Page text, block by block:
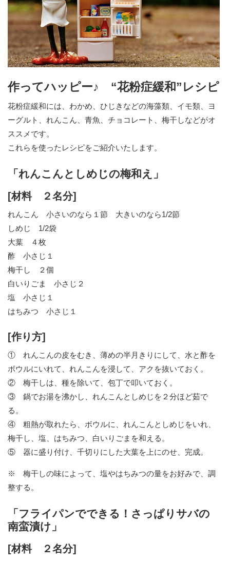
作ってハッピー♪ “花粉症緩和”レシピ
花粉症緩和には、わかめ、ひじきなどの海藻類、イモ類、ヨ
ーグルト、れんこん、青魚、チョコレート、梅干しなどがオ
ススメです。
これらを使ったレシピをご紹介いたします。
「れんこんとしめじの梅和え」
[材料 ２名分]
れんこん 小さいのなら１節 大きいのなら1/2節
しめじ 1/2袋
大葉 ４枚
酢 小さじ１
梅干し ２個
白いりごま 小さじ２
塩 小さじ１
はちみつ 小さじ１
[作り方]
① れんこんの皮をむき、薄めの半月きりにして、水と酢を
ボウルにいれて、れんこんを浸して、アクを抜いておく。
② 梅干しは、種を除いて、包丁で叩いておく。
③ 鍋でお湯を沸かし、れんこんとしめじを２分ほど茹で
る。
④ 粗熱が取れたら、ボウルに、れんこんとしめじをいれ、
梅干し、塩、はちみつ、白いりごまを和える。
⑤ 器に盛り付け、千切りにした大葉を上にのせ、完成。
※ 梅干しの味によって、塩やはちみつの量をお好みで、調
整する。
「フライパンでできる！さっぱりサバの
南蛮漬け」
[材料 ２名分]